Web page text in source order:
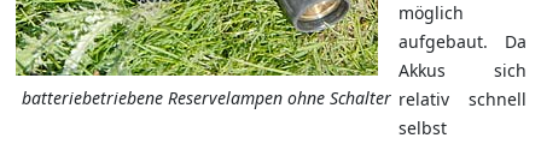
batteriebetriebene Reservelampen ohne Schalter
möglich
aufgebaut. Da
Akkus sich
relativ schnell
selbst